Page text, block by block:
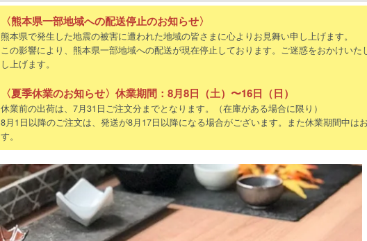
〈熊本県一部地域への配送停止のお知らせ〉
熊本県で発生した地震の被害に遭われた地域の皆さまに心よりお見舞い申し上げます。
この影響により、熊本県一部地域への配送が現在停止しております。ご迷惑をおかけい
し上げます。
〈夏季休業のお知らせ〉休業期間：8月8日（土）〜16日（日）
休業前の出荷は、7月31日ご注文分までとなります。（在庫がある場合に限り）
8月1日以降のご注文は、発送が8月17日以降になる場合がございます。また休業期間中は
す。